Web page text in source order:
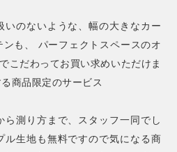
いのないような、幅の大きなカー
も、 パーフェクトスペースのオ
こだわってお買い求めいただけま
商品限定のサービス
ら測り方まで、スタッフ一同でし
ル生地も無料ですので気になる商